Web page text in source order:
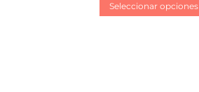
Seleccionar opciones